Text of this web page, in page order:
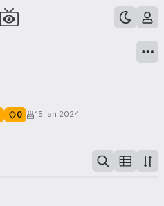
0 15 jan 2024